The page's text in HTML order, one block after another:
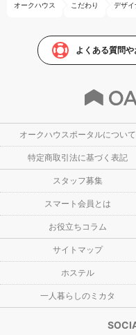
オークハウス こだわり デザ
よくある質問
オークハウスポータルについて
特定商取引法に基づく表記
スタッフ募集
スマート会員とは
お役立ちコラム
サイトマップ
ホステル
一人暮らしのミカタ